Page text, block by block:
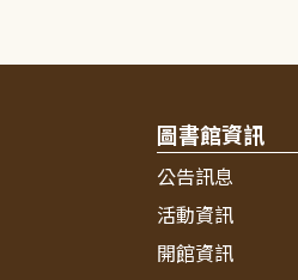
圖書館資訊
公告訊息
活動資訊
開館資訊